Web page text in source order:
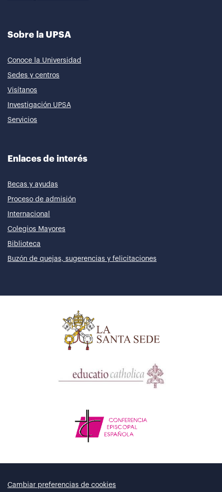
Sobre la UPSA
Conoce la Universidad
Sedes y centros
Visítanos
Investigación UPSA
Servicios
Enlaces de interés
Becas y ayudas
Proceso de admisión
Internacional
Colegios Mayores
Biblioteca
Buzón de quejas, sugerencias y felicitaciones
Cambiar preferencias de cookies